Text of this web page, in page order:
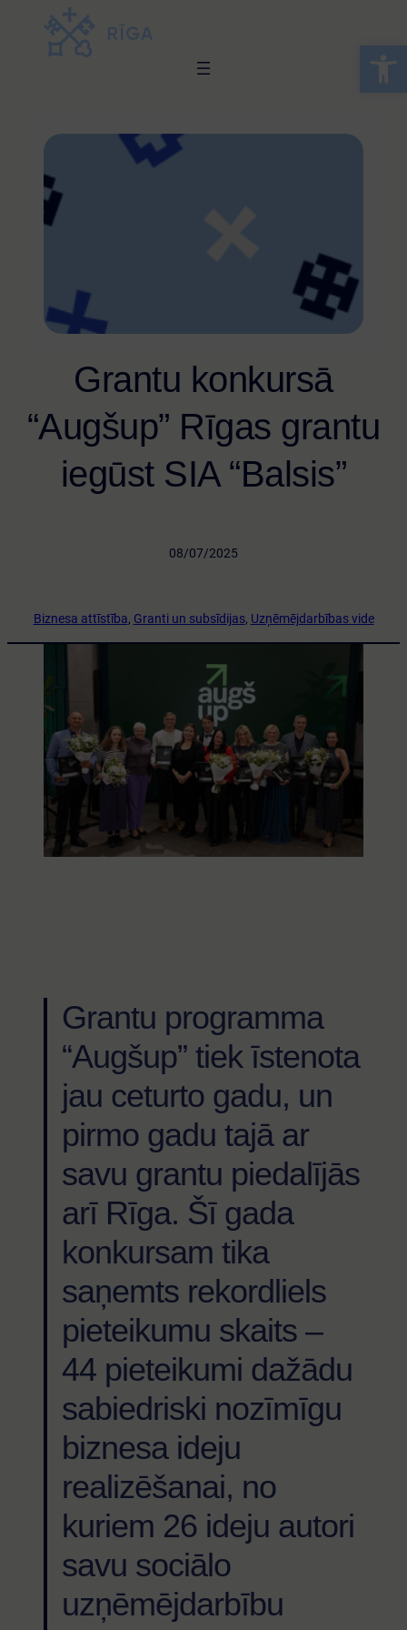
Grantu konkursā
“Augšup” Rīgas grantu
iegūst SIA “Balsis”
08/07/2025
Biznesa attīstība, Granti un subsīdijas, Uzņēmējdarbības vide
Grantu programma
“Augšup” tiek īstenota
jau ceturto gadu, un
pirmo gadu tajā ar
savu grantu piedalījās
arī Rīga. Šī gada
konkursam tika
saņemts rekordliels
pieteikumu skaits –
44 pieteikumi dažādu
sabiedriski nozīmīgu
biznesa ideju
realizēšanai, no
kuriem 26 ideju autori
savu sociālo
uzņēmējdarbību